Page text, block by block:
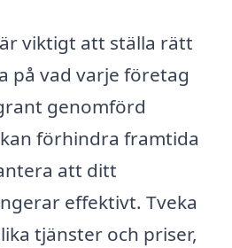
viktigt att ställa rätt
på vad varje företag
genomförd
förhindra framtida
att ditt
effektivt. Tveka
tjänster och priser,